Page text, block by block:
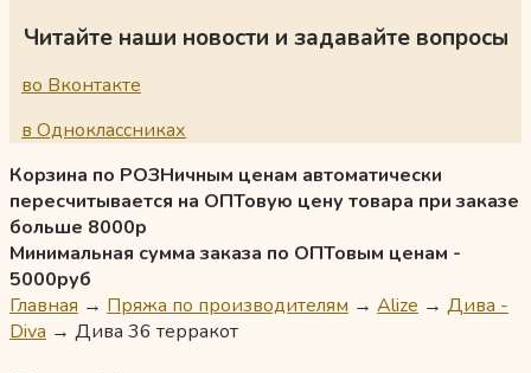
Читайте наши новости и задавайте вопросы
во Вконтакте
в Одноклассниках
Корзина по РОЗНичным ценам автоматически
пересчитывается на ОПТовую цену товара при заказе
больше 8000р
Минимальная сумма заказа по ОПТовым ценам -
5000руб
Главная → Пряжа по производителям → Alize → Дива -
Diva → Дива 36 терракот